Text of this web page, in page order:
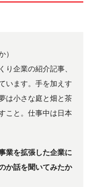
）
り企業の紹介記事、
います。手を加えす
は小さな庭と畑と茶
こと。仕事中は日本
業を拡張した企業に
か話を聞いてみたか